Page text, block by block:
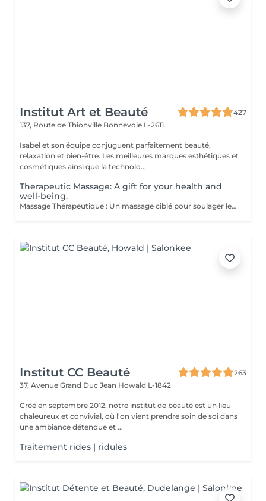
Institut Art et Beauté
427
137, Route de Thionville Bonnevoie L-2611
Isabel et son équipe conjuguent parfaitement beauté,
relaxation et bien-être. Les meilleures marques esthétiques et
cosmétiques ainsi que la technolo...
Therapeutic Massage: A gift for your health and
well-being.
Massage Thérapeutique : Un massage ciblé pour soulager les tensions musculaires, réduire le stress, et rééquilibrer votre corps. Soulagement des Douleurs Musculaires : Les techniques de massage ciblent les zones de tension pour libérer les nuds musculaires et améliorer la flexibilité. Réduction du Stress : Les massages aident à abaisser les niveaux de cortisol, l'hormone du stress, ce qui favorise la détente et une meilleure gestion du stress. Amélioration du Bien-être Général : Ils stimulent la circulation sanguine, renforcent le système immunitaire, et contribuent à un meilleur sommeil, ce qui mène à une vie plus équilibrée. Au-delà du physique, ces massages favorisent une sensation de paix intérieure et de clarté mentale. Praticiennes Qualifiées : Experts dans diverses techniques de massage. Traitements Personnalisés : Séances adaptées à vos besoins spécifiques. Ambiance Apaisante : Un environnement relaxant. Une nouvelle manière de prendre soin de vous.
Institut CC Beauté
263
37, Avenue Grand Duc Jean Howald L-1842
Créé en septembre 2012, notre institut de beauté est un lieu
chaleureux et convivial, où l'on vient prendre soin de soi dans
une ambiance détendue et ...
Traitement rides | ridules